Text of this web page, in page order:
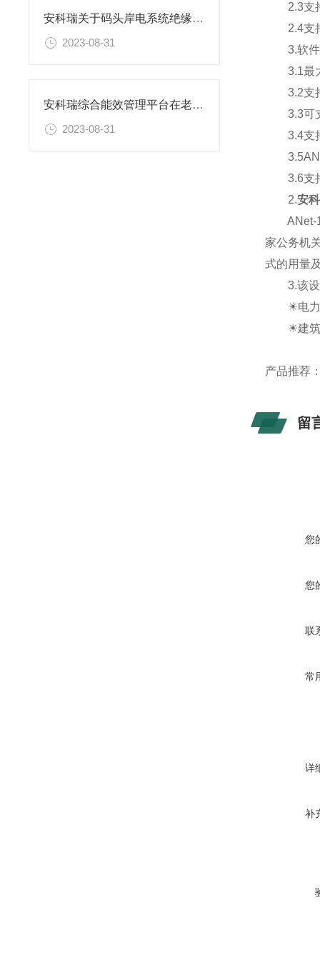
安科瑞关于码头岸电系统绝缘监测及故障定位解决方案
2023-08-31
安科瑞综合能效管理平台在老龄化背景下为医院保驾护航
2023-08-31
2.3支持
2.4支持
3.软件
3.1最大
3.2支持
3.3可支
3.4支持
3.6支持
2.安
ANet-
家公务机
式的用量
3.该设
☀电力监
☀建筑能
产品推荐
留
您
您
联
常
详
补